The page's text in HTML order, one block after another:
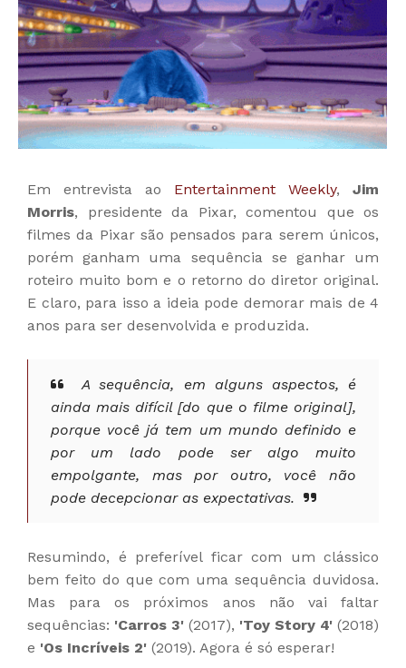
Em entrevista ao Entertainment Weekly, Jim
Morris, presidente da Pixar, comentou que os
filmes da Pixar são pensados para serem únicos,
porém ganham uma sequência se ganhar um
roteiro muito bom e o retorno do diretor original.
E claro, para isso a ideia pode demorar mais de 4
anos para ser desenvolvida e produzida.
A sequência, em alguns aspectos, é
ainda mais difícil [do que o filme original],
porque você já tem um mundo definido e
por um lado pode ser algo muito
empolgante, mas por outro, você não
pode decepcionar as expectativas.
Resumindo, é preferível ficar com um clássico
bem feito do que com uma sequência duvidosa.
Mas para os próximos anos não vai faltar
sequências: 'Carros 3' (2017), 'Toy Story 4' (2018)
e 'Os Incríveis 2' (2019). Agora é só esperar!